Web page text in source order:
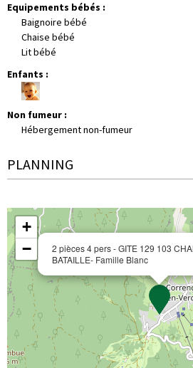
Equipements bébés :
Baignoire bébé
Chaise bébé
Lit bébé
Enfants :
Non fumeur :
Hébergement non-fumeur
PLANNING
2 pièces 4 pers - GITE 129 103
BATAILLE- Famille Blanc
+
−